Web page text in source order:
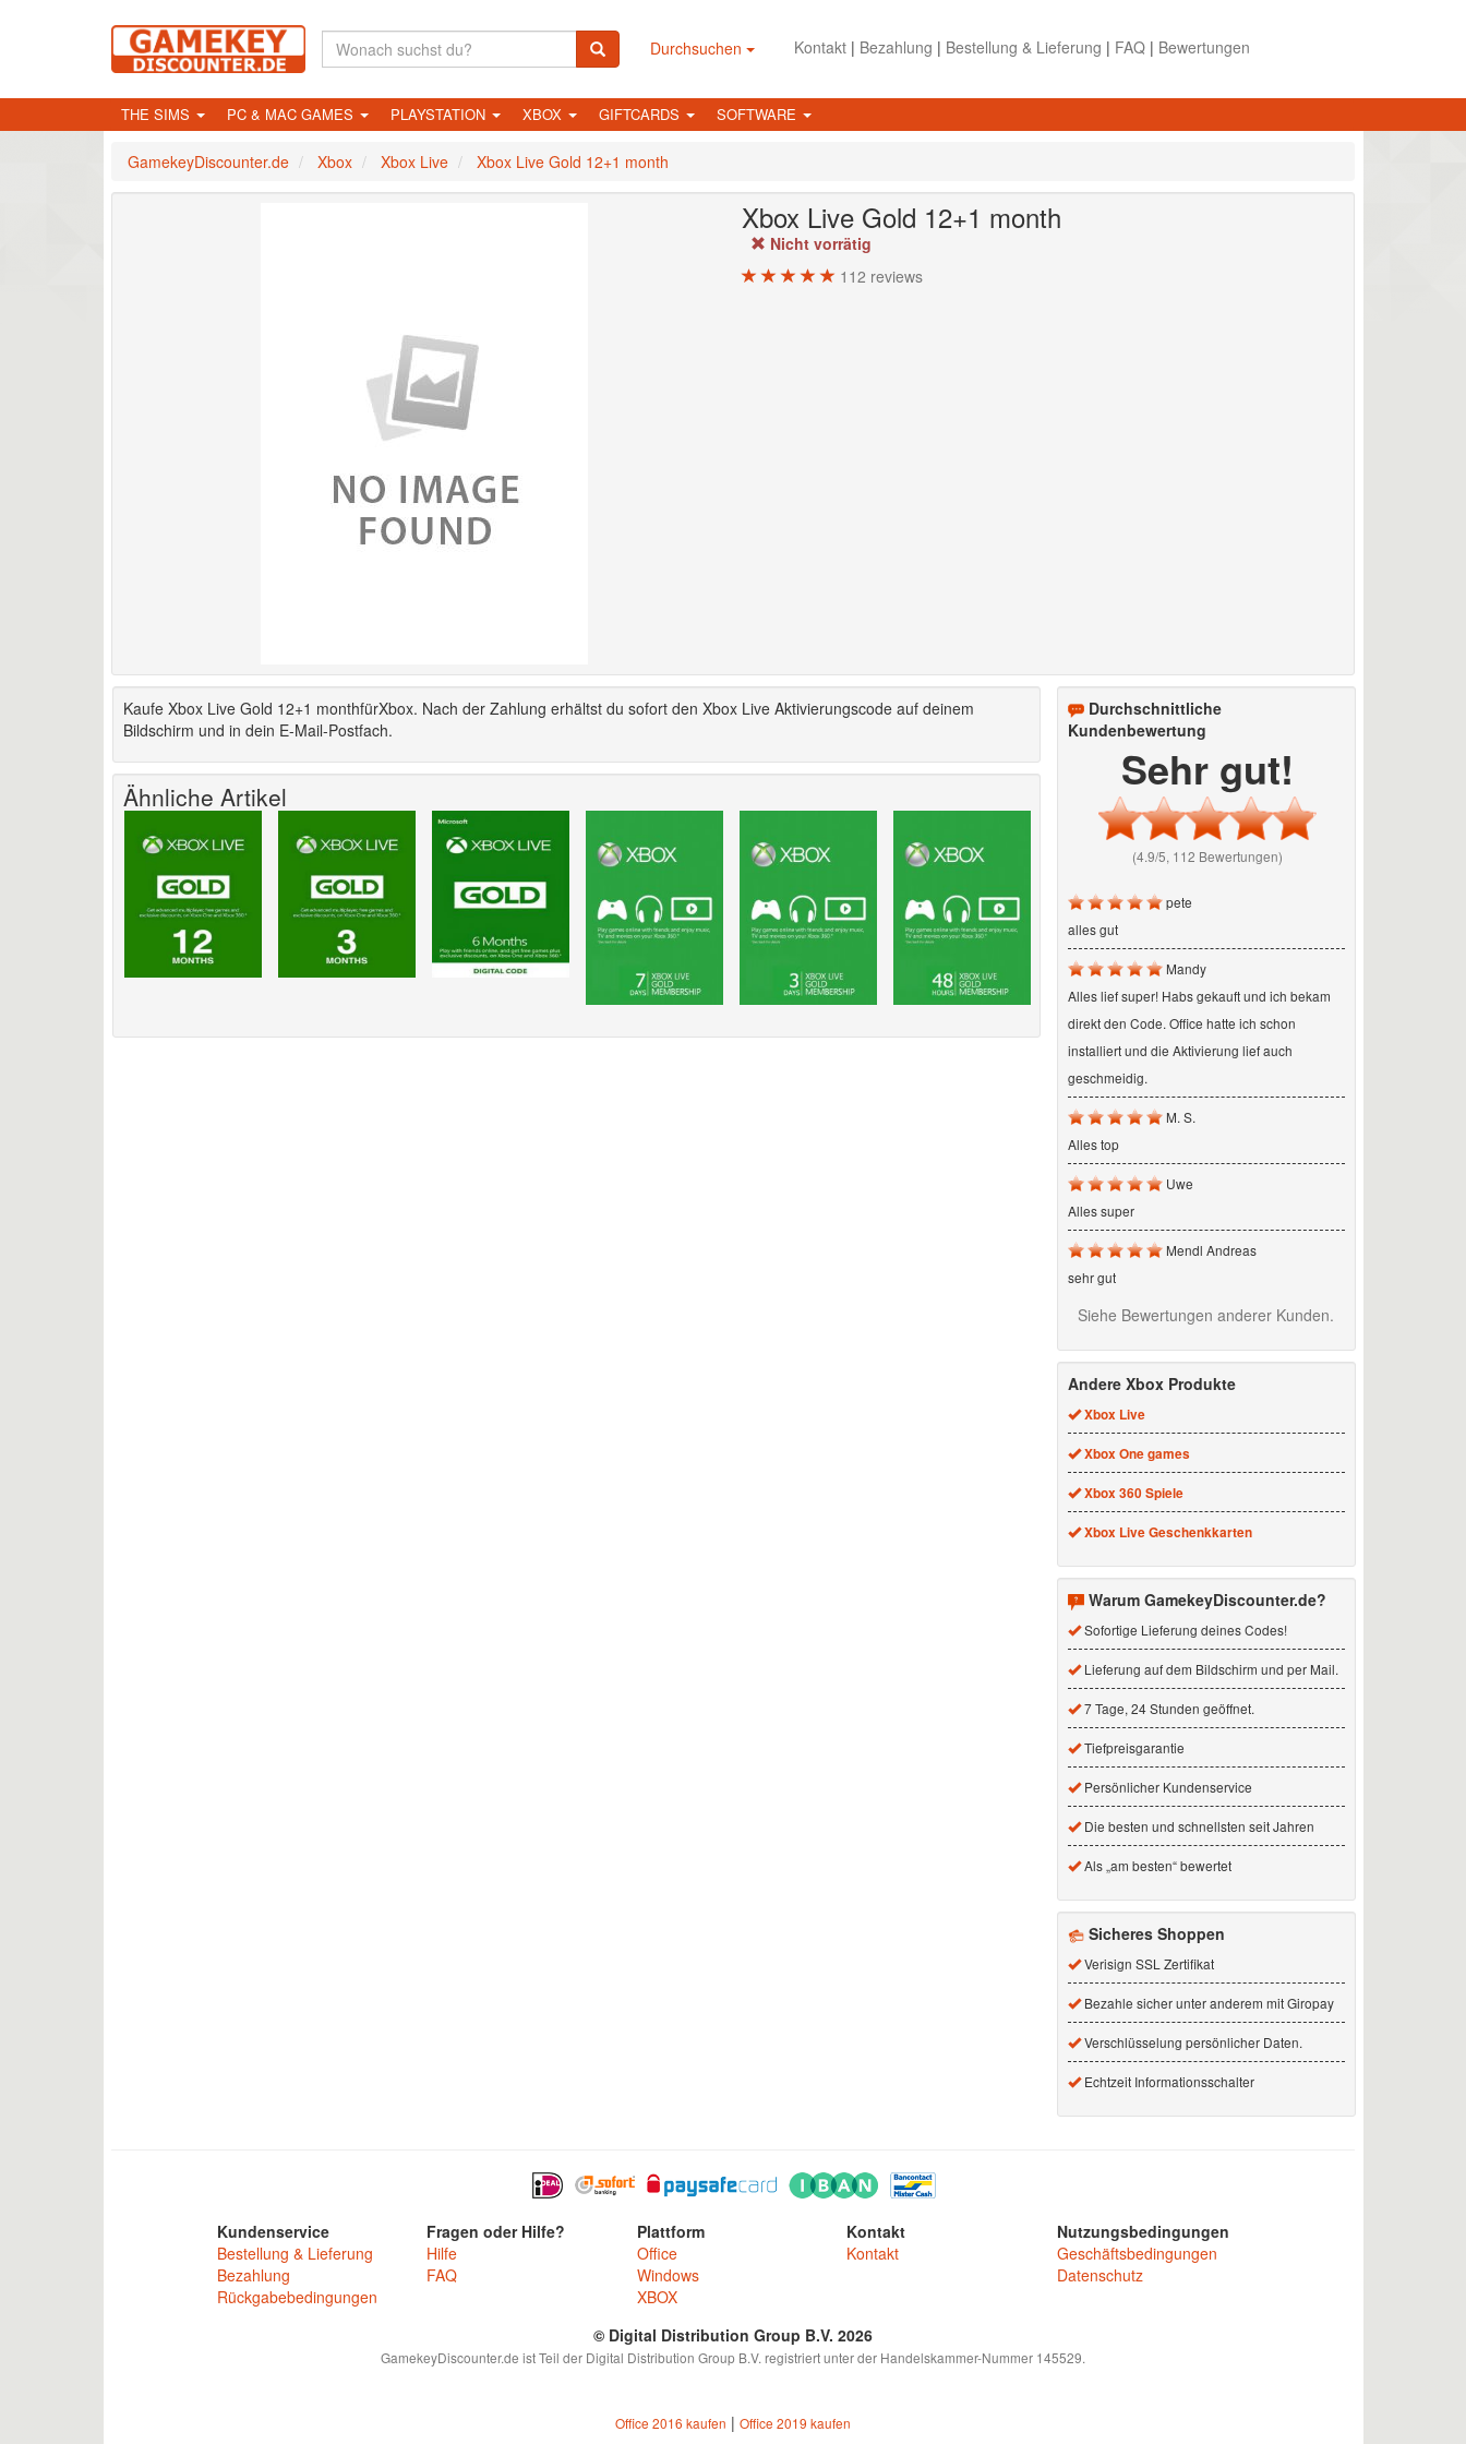
Durchsuchen Kontakt| Bezahlung | Bestellung & Lieferung | FAQ| Bewertungen
THE SIMS PC & MAC GAMES PLAYSTATION XBOX GIFTCARDS SOFTWARE
GamekeyDiscounter.de Xbox Xbox Live Xbox Live Gold 12+1 month
Xbox Live Gold 12+1 month
Nicht vorrätig
112 reviews
Kaufe Xbox Live Gold 12+1 monthfürXbox. Nach der Zahlung erhältst du sofort den Xbox Live Aktivierungscode auf deinem
Bildschirm und in dein E-Mail-Postfach.
Ähnliche Artikel
Durchschnittliche
Kundenbewertung
Sehr gut!
(4.9/5, 112 Bewertungen)
pete
alles gut
Mandy
Alles lief super! Habs gekauft und ich bekam
direkt den Code. Office hatte ich schon
installiert und die Aktivierung lief auch
geschmeidig.
M. S.
Alles top
Uwe
Alles super
Mendl Andreas
sehr gut
Siehe Bewertungen anderer Kunden.
Andere Xbox Produkte
Xbox Live
Xbox One games
Xbox 360 Spiele
Xbox Live Geschenkkarten
Warum GamekeyDiscounter.de?
Sofortige Lieferung deines Codes!
Lieferung auf dem Bildschirm und per Mail.
7 Tage, 24 Stunden geöffnet.
Tiefpreisgarantie
Persönlicher Kundenservice
Die besten und schnellsten seit Jahren
Als „am besten“ bewertet
Sicheres Shoppen
Verisign SSL Zertifikat
Bezahle sicher unter anderem mit Giropay
Verschlüsselung persönlicher Daten.
Echtzeit Informationsschalter
Kundenservice
Bestellung & Lieferung
Bezahlung
Rückgabebedingungen
Fragen oder Hilfe?
Hilfe
FAQ
Plattform
Office
Windows
XBOX
Kontakt
Kontakt
Nutzungsbedingungen
Geschäftsbedingungen
Datenschutz
© Digital Distribution Group B.V. 2026
GamekeyDiscounter.de ist Teil der Digital Distribution Group B.V. registriert unter der Handelskammer-Nummer 145529.
Office 2016 kaufen | Office 2019 kaufen